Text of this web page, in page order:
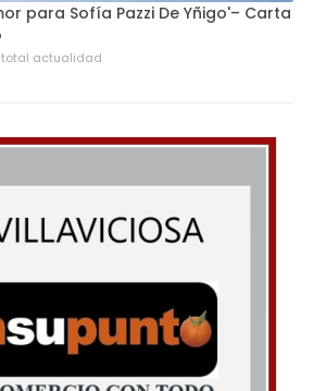
para Sofía Pazzi De Yñigo'– Carta
total actualidad